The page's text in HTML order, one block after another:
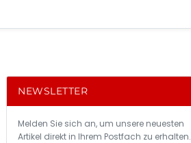
NEWSLETTER
Melden Sie sich an, um unsere neuesten
Artikel direkt in Ihrem Postfach zu erhalten.